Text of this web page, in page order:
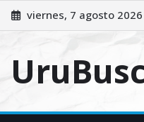
Skip
to
viernes, 7 agosto 2026